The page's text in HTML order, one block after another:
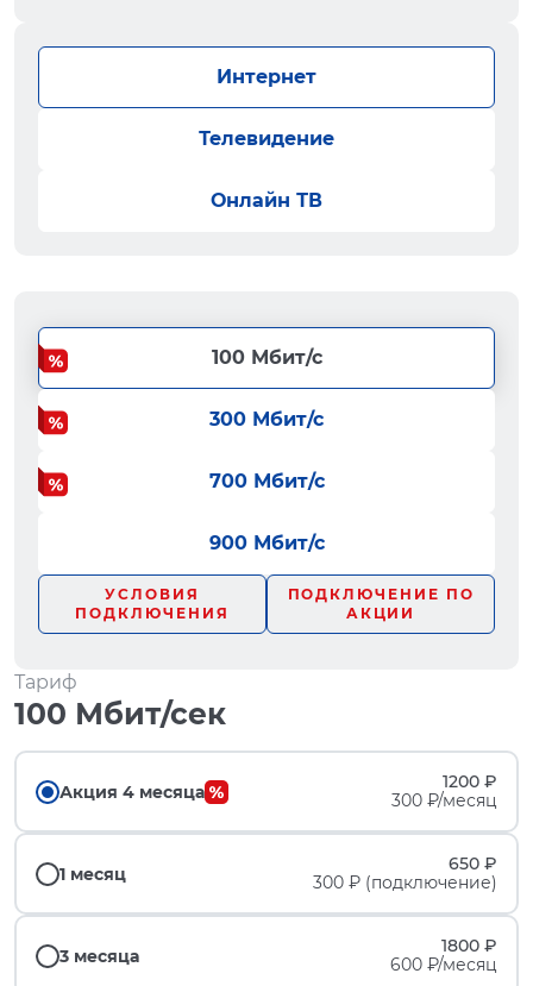
Интернет
Телевидение
Онлайн ТВ
100 Мбит/с
300 Мбит/с
700 Мбит/с
900 Мбит/с
УСЛОВИЯ
ПОДКЛЮЧЕНИЯ
ПОДКЛЮЧЕНИЕ ПО
АКЦИИ
Тариф
100 Мбит/сек
Акция 4 месяца
1200 ₽
300 ₽/месяц
1 месяц
650 ₽
300 ₽ (подключение)
3 месяца
1800 ₽
600 ₽/месяц